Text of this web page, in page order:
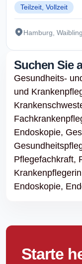
Teilzeit, Vollzeit
Hamburg,
Suchen Sie
Gesundheits-
und
Endoskopie,
Pflegefachkraft,
Endoskopie,
Starte